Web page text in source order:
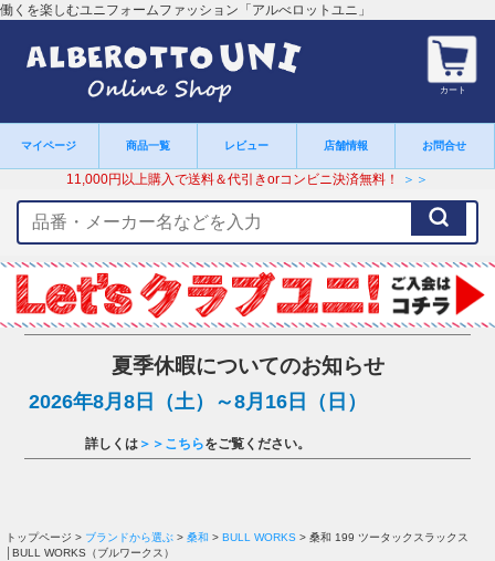
働くを楽しむユニフォームファッション「アルべロットユニ」
カート
マイページ 商品一覧 レビュー 店舗情報 お問合せ
11,000円以上購入で送料＆代引きorコンビニ決済無料！ ＞＞
ー
ワ
ー
ド
夏季休暇についてのお知らせ
2026年8月8日（土）～8月16日（日）
詳しくは ＞＞こちらをご覧ください。
トップページ > ブランドから選ぶ > 桑和 > BULL WORKS > 桑和 199 ツータックスラックス
│BULL WORKS（ブルワークス）